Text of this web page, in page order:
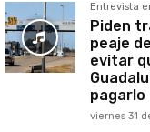
Entrevista
Piden
peaje
evitar
pagarlo
viernes 31